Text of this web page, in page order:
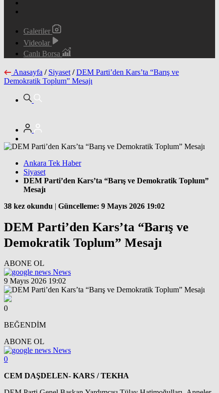
Galeriler
Videolar
Canlı Borsa
Anasayfa / Siyaset / DEM Parti’den Kars’ta “Barış ve
Demokratik Toplum” Mesajı
Ankara Tek Haber
Siyaset
DEM Parti’den Kars’ta “Barış ve Demokratik Toplum”
Mesajı
38 kez okundu | Güncelleme: 9 Mayıs 2026 19:02
DEM Parti’den Kars’ta “Barış ve
Demokratik Toplum” Mesajı
ABONE OL
News
9 Mayıs 2026 19:02
0
BEĞENDİM
ABONE OL
News
0
CEM DAŞDELEN- KARS / TEKHA